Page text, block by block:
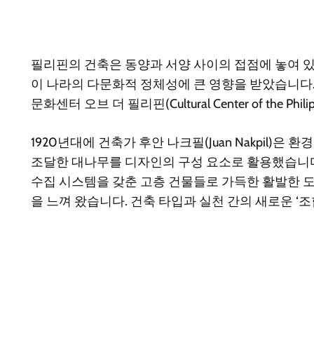
필리핀의 건축은 동양과 서양 사이의 접점에 놓여
이 나라의 다문화적 정체성에 큰 영향을 받았습니
문화센터 오브 더 필리핀(Cultural Center of the
1920년대에 건축가 후안 나크필(Juan Nakpil)은 환
조달한 대나무를 디자인의 구성 요소로 활용했습
수집 시스템을 갖춘 고층 건물들로 가득한 활발한
을 느껴 왔습니다. 건축 타입과 실천 간의 새로운 ‘